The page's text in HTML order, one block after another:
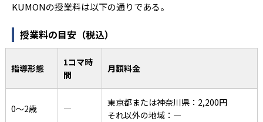
KUMONの授業料は以下の通りである。
授業料の目安（税込）
指導形態
1コマ時
間
月額料金
0〜2歳 ―
東京都または神奈川県：2,200円
それ以外の地域：―